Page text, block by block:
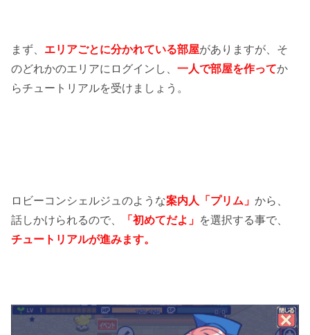
まず、 エリアごとに分かれている部屋がありますが、そ
のどれかのエリアにログインし、一人で部屋を作ってか
らチュートリアルを受けましょう。
ロビーコンシェルジュのような案内人「プリム」から、
話しかけられるので、
「初めてだよ」 を選択する事で、
チュートリアルが進みます。